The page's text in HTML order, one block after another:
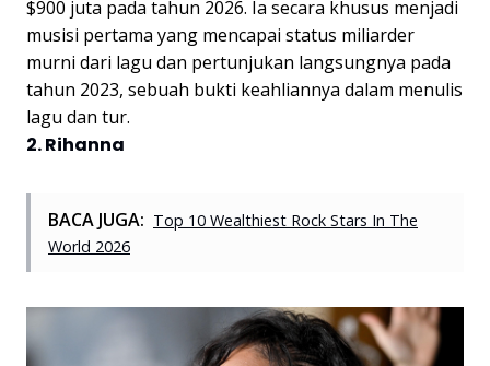
$900 juta pada tahun 2026. Ia secara khusus menjadi
musisi pertama yang mencapai status miliarder
murni dari lagu dan pertunjukan langsungnya pada
tahun 2023, sebuah bukti keahliannya dalam menulis
lagu dan tur.
2. Rihanna
BACA JUGA: Top 10 Wealthiest Rock Stars In The
World 2026